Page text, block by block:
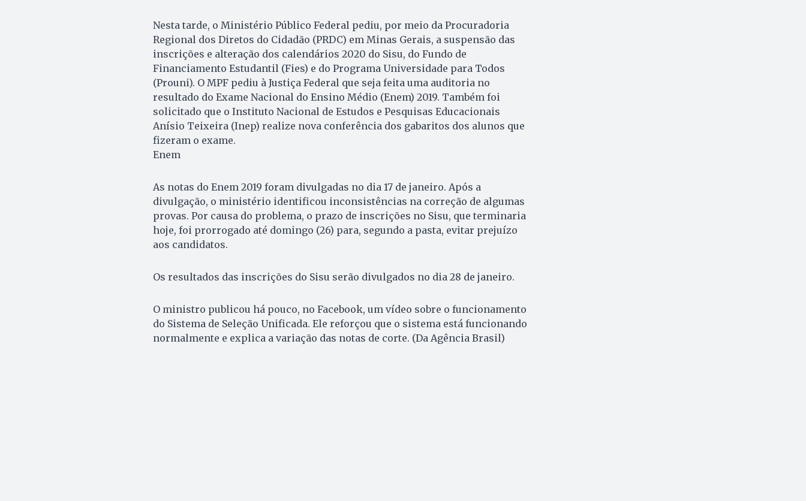
Nesta tarde, o Ministério Público Federal pediu, por meio da Procuradoria
Regional dos Diretos do Cidadão (PRDC) em Minas Gerais, a suspensão das
inscrições e alteração dos calendários 2020 do Sisu, do Fundo de
Financiamento Estudantil (Fies) e do Programa Universidade para Todos
(Prouni). O MPF pediu à Justiça Federal que seja feita uma auditoria no
resultado do Exame Nacional do Ensino Médio (Enem) 2019. Também foi
solicitado que o Instituto Nacional de Estudos e Pesquisas Educacionais
Anísio Teixeira (Inep) realize nova conferência dos gabaritos dos alunos que
fizeram o exame.
Enem
As notas do Enem 2019 foram divulgadas no dia 17 de janeiro. Após a
divulgação, o ministério identificou inconsistências na correção de algumas
provas. Por causa do problema, o prazo de inscrições no Sisu, que terminaria
hoje, foi prorrogado até domingo (26) para, segundo a pasta, evitar prejuízo
aos candidatos.
Os resultados das inscrições do Sisu serão divulgados no dia 28 de janeiro.
O ministro publicou há pouco, no Facebook, um vídeo sobre o funcionamento
do Sistema de Seleção Unificada. Ele reforçou que o sistema está funcionando
normalmente e explica a variação das notas de corte. (Da Agência Brasil)